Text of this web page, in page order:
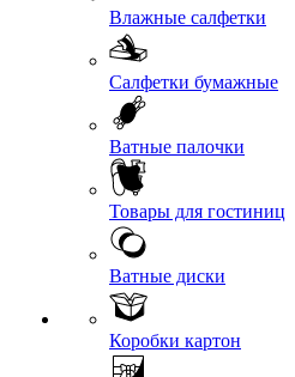
Влажные салфетки
Салфетки бумажные
Ватные палочки
Товары для гостиниц
Ватные диски
Коробки картон